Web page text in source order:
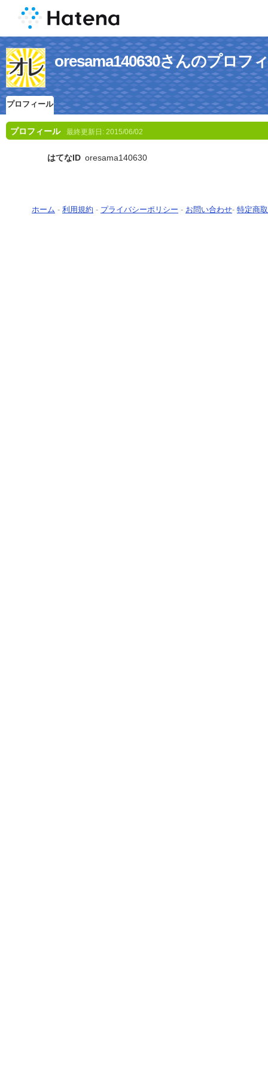
oresama140630さんのプロフ
プロフィール
プロフィール 最終更新日: 2015/06/02
はてなID oresama140630
ホーム - 利用規約 - プライバシーポリシー - お問い合わせ- 特定商